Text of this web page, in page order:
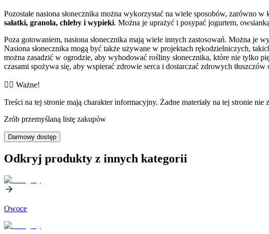
Pozostałe nasiona słonecznika można wykorzystać na wiele sposobów, zarówno
sałatki, granola, chleby i wypieki. Można je uprażyć i posypać jogurtem,
Poza gotowaniem, nasiona słonecznika mają wiele innych zastosowań. Można je
Nasiona słonecznika mogą być także używane w projektach rękodzielniczych,
można zasadzić w ogrodzie, aby wyhodować rośliny słonecznika, które nie tylko
czasami spożywa się, aby wspierać zdrowie serca i dostarczać zdrowych
👨‍⚕️️ Ważne!
Treści na tej stronie mają charakter informacyjny. Żadne materiały na tej stronie
Zrób przemyślaną listę zakupów
Darmowy dostęp
Odkryj produkty z innych kategorii
Owoce